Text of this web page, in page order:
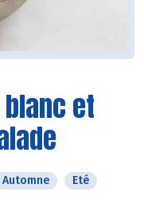
et
Automne
Eté